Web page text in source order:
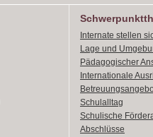
Internate stellen
Lage und
Pädagogischer
Internationale
Schulalltag
Schulische
Abschlüsse